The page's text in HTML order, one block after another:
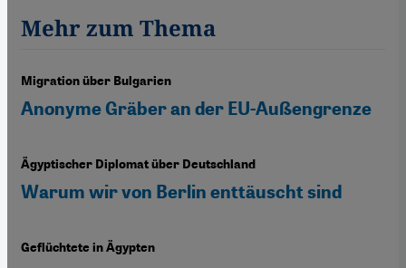
Mehr zum Thema
Migration über Bulgarien
Anonyme Gräber an der EU-Außengrenze
Ägyptischer Diplomat über Deutschland
Warum wir von Berlin enttäuscht sind
Geflüchtete in Ägypten